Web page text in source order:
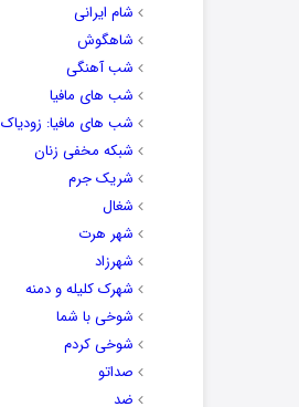
شام ایرانی
شاهگوش
شب آهنگی
شب های مافیا
شب های مافیا: زودیاک
شبکه مخفی زنان
شریک جرم
شغال
شهر هرت
شهرزاد
شهرک کلیله و دمنه
شوخی با شما
شوخی کردم
صداتو
ضد